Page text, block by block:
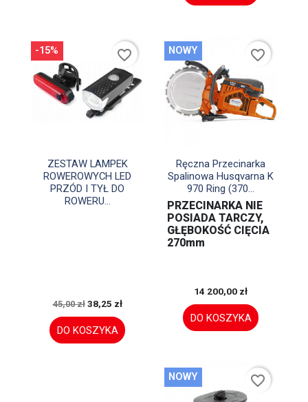
Szybki podgląd
ZESTAW LAMPEK
ROWEROWYCH LED
PRZÓD I TYŁ DO
ROWERU...
45,00 zł 38,25 zł
DO KOSZYKA
-15% favorite_border
Szybki podgląd
Ręczna Przecinarka
Spalinowa Husqvarna K
970 Ring (370...
PRZECINARKA NIE
POSIADA TARCZY,
GŁĘBOKOŚĆ CIĘCIA
270mm
14 200,00 zł
DO KOSZYKA
NOWY favorite_border
NOWY favorite_border